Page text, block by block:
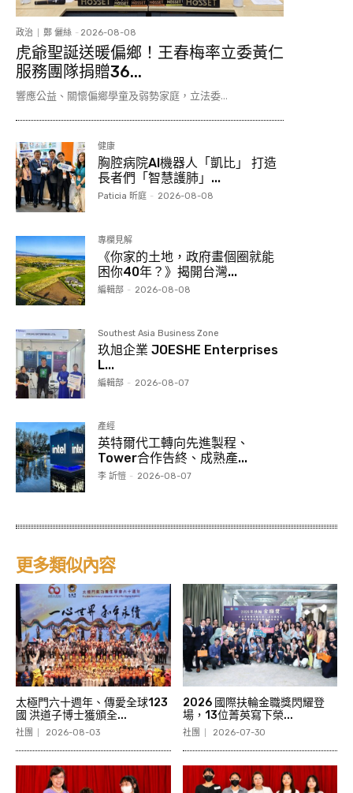
政治 鄭 儷絲 - 2026-08-08
虎爺聖誕送暖偏鄉！王春梅率立委黃仁
服務團隊捐贈36...
響應公益、關懷偏鄉學童及弱勢家庭，立法委...
健康
胸腔病院AI機器人「凱比」 打造
長者們「智慧護肺」...
Paticia 昕庭 - 2026-08-08
專欄見解
《你家的土地，政府畫個圈就能
困你40年？》揭開台灣...
編輯部 - 2026-08-08
Southest Asia Business Zone
玖旭企業 JOESHE Enterprises
L...
編輯部 - 2026-08-07
產經
英特爾代工轉向先進製程、
Tower合作告終、成熟產...
李 訢愷 - 2026-08-07
更多類似內容
太極門六十週年、傳愛全球123
國 洪道子博士獲頒全...
社團 2026-08-03
2026 國際扶輪金職獎閃耀登
場，13位菁英寫下榮...
社團 2026-07-30